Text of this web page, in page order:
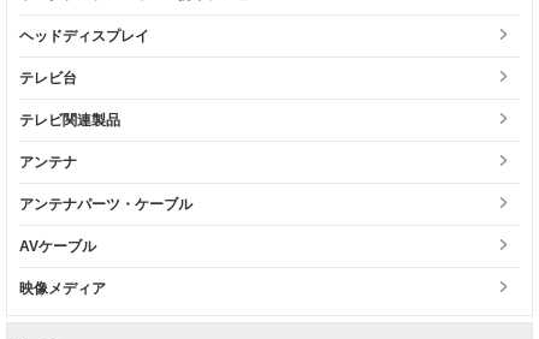
ヘッドディスプレイ
テレビ台
テレビ関連製品
アンテナ
アンテナパーツ・ケーブル
AVケーブル
映像メディア